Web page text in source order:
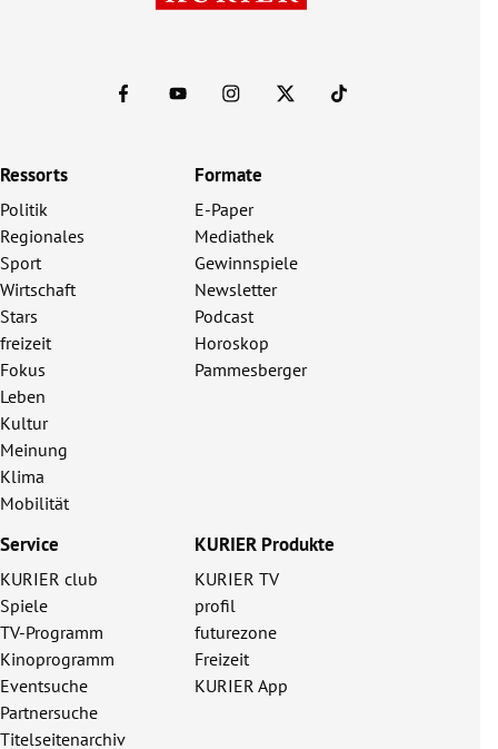
Ressorts
Politik
Regionales
Sport
Wirtschaft
Stars
freizeit
Fokus
Leben
Kultur
Meinung
Klima
Mobilität
Formate
E-Paper
Mediathek
Gewinnspiele
Newsletter
Podcast
Horoskop
Pammesberger
Service
KURIER club
Spiele
TV-Programm
Kinoprogramm
Eventsuche
Partnersuche
Titelseitenarchiv
KURIER Produkte
KURIER TV
profil
futurezone
Freizeit
KURIER App